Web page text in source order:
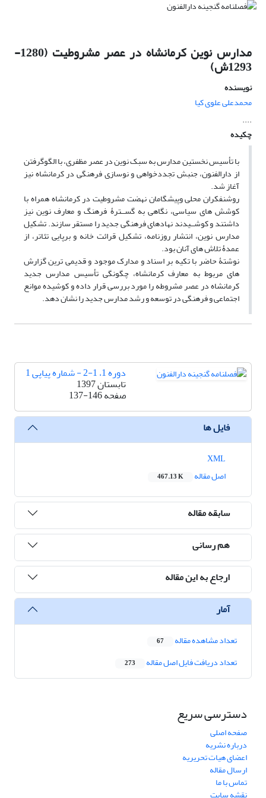
مدارس نوین کرمانشاه در عصر مشروطیت (1280-
1293ش)
نویسنده
محمدعلی علوی کیا
....
چکیده
با تأسیس نخستین مدارس به سبک نوین در عصر مظفری، با الگوگرفتن
از دارالفنون، جنبش تجددخواهی و نوسازی فرهنگی در کرمانشاه نیز
آغاز شد.
روشنفکران محلی وپیشگامان نهضت مشروطیت در کرمانشاه همراه با
کوشش های سیاسی، نگاهی به گســترۀ فرهنگ و معارف نوین نیز
داشتند و کوشــیدند نهادهای فرهنگی جدید را مستقر سازند. تشکیل
مدارس نوین، انتشار روزنامه، تشکیل قرائت خانه و برپایی تئاتر، از
عمدۀ تلاش های آنان بود.
نوشتۀ حاضر با تکیه بر اسناد و مدارک موجود و قدیمی ترین گزارش
های مربوط به معارف کرمانشاه، چگونگی تأسیس مدارس جدید
کرمانشاه در عصر مشروطه را مورد بررسی قرار داده و کوشیده موانع
اجتماعی و فرهنگی در توسعه و رشد مدارس جدید را نشان دهد.
دوره 1، 1-2 - شماره پیاپی 1
تابستان 1397
صفحه137-146
فایل ها
اصل مقاله
467.13 K
سابقه مقاله
هم رسانی
ارجاع به این مقاله
آمار
تعداد مشاهده مقاله 67
تعداد دریافت فایل اصل مقاله 273
دسترسی سریع
صفحه اصلی
درباره نشریه
اعضای هیات تحریریه
ارسال مقاله
تماس با ما